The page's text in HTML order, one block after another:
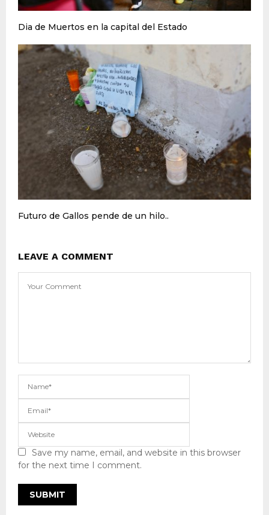
Dia de Muertos en la capital del Estado
Futuro de Gallos pende de un hilo..
LEAVE A COMMENT
Save my name, email, and website in this browser
for the next time I comment.